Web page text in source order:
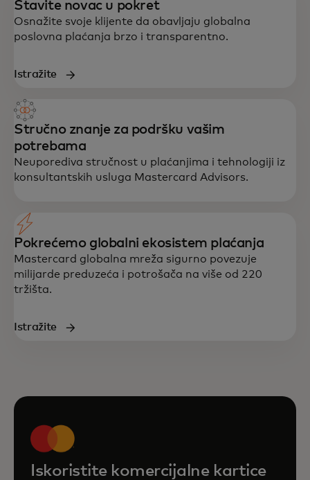
Stavite novac u pokret
Osnažite svoje klijente da obavljaju globalna
poslovna plaćanja brzo i transparentno.
Istražite
Stručno znanje za podršku vašim
potrebama
Neuporediva stručnost u plaćanjima i tehnologiji iz
konsultantskih usluga Mastercard Advisors.
Pokrećemo globalni ekosistem plaćanja
Mastercard globalna mreža sigurno povezuje
milijarde preduzeća i potrošača na više od 220
tržišta.
Istražite
Iskoristite komercijalne kartice